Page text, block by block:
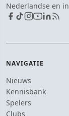
Nederlandse en
NAVIGATIE
Nieuws
Kennisbank
Spelers
Clubs